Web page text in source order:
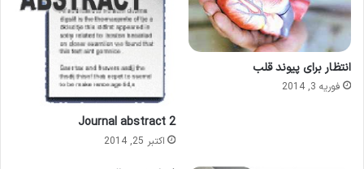
انتظار برای پیوند قلب
فوریه 3, 2014
Journal abstract 2
اکتبر 25, 2014